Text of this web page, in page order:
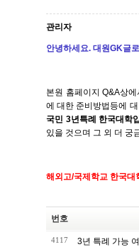
관리자
안녕하세요. 대원GK글
본원 홈페이지 Q&A상에
에 대한 준비방법등에
국민 3년특례 한국대학
있을 것으며 그 외 더 궁
해외고/국제학교 한국대
번호
4117 3년 특례 가능